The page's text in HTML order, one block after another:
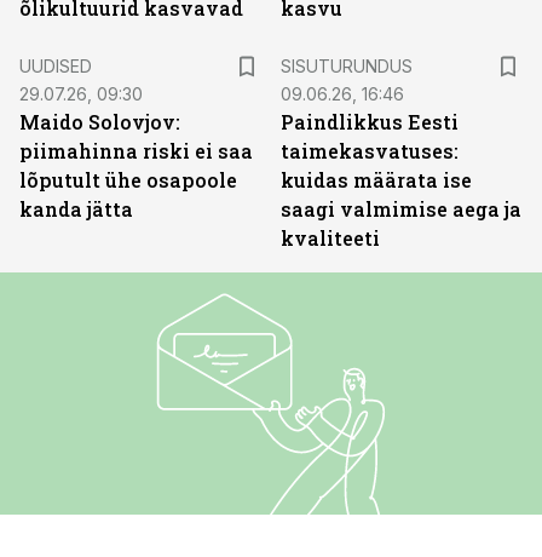
õlikultuurid kasvavad
kasvu
UUDISED
29.07.26, 09:30
Maido Solovjov:
piimahinna riski ei saa
lõputult ühe osapoole
kanda jätta
SISUTURUNDUS
09.06.26, 16:46
Paindlikkus Eesti
taimekasvatuses:
kuidas määrata ise
saagi valmimise aega ja
kvaliteeti